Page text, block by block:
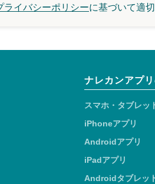
ライバシーポリシーに基づいて適
ナレカンアプ
スマホ・タブレッ
iPhoneアプリ
Androidアプリ
iPadアプリ
Androidタブレッ